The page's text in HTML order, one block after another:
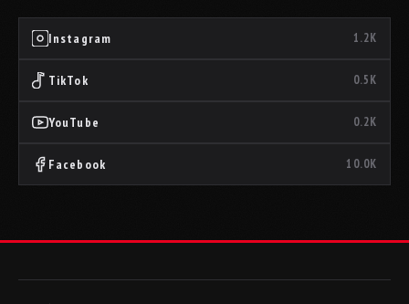
Instagram 1.2K
TikTok 0.5K
YouTube 0.2K
Facebook 10.0K